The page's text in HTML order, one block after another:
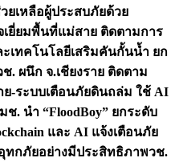
ยเหลือผู้ประสบภัยด้วย
เยี่ยมพื้นที่แม่สาย ติดตามการ
เทคโนโลยีเสริมคันกั้นน้ำ ยก
ช. ผนึก จ.เชียงราย ติดตาม
-ระบบเตือนภัยดินถล่ม ใช้ AI
ช. นำ “FloodBoy” ยกระดับ
และ AI แจ้งเตือนภัย
กภัยอย่างมีประสิทธิภาพวช.